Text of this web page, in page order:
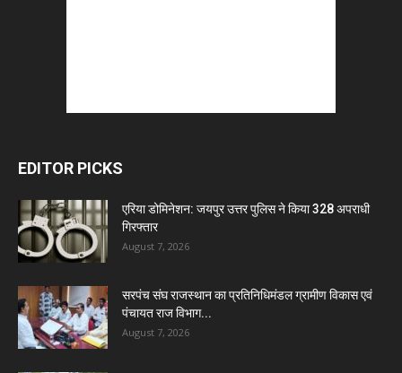
EDITOR PICKS
एरिया डोमिनेशन: जयपुर उत्तर पुलिस ने किया 328 अपराधी
गिरफ्तार
August 7, 2026
सरपंच संघ राजस्थान का प्रतिनिधिमंडल ग्रामीण विकास एवं
पंचायत राज विभाग...
August 7, 2026